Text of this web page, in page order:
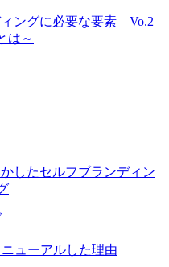
ングに必要な要素 Vo.2
は～
したセルフブランディン
ューアルした理由